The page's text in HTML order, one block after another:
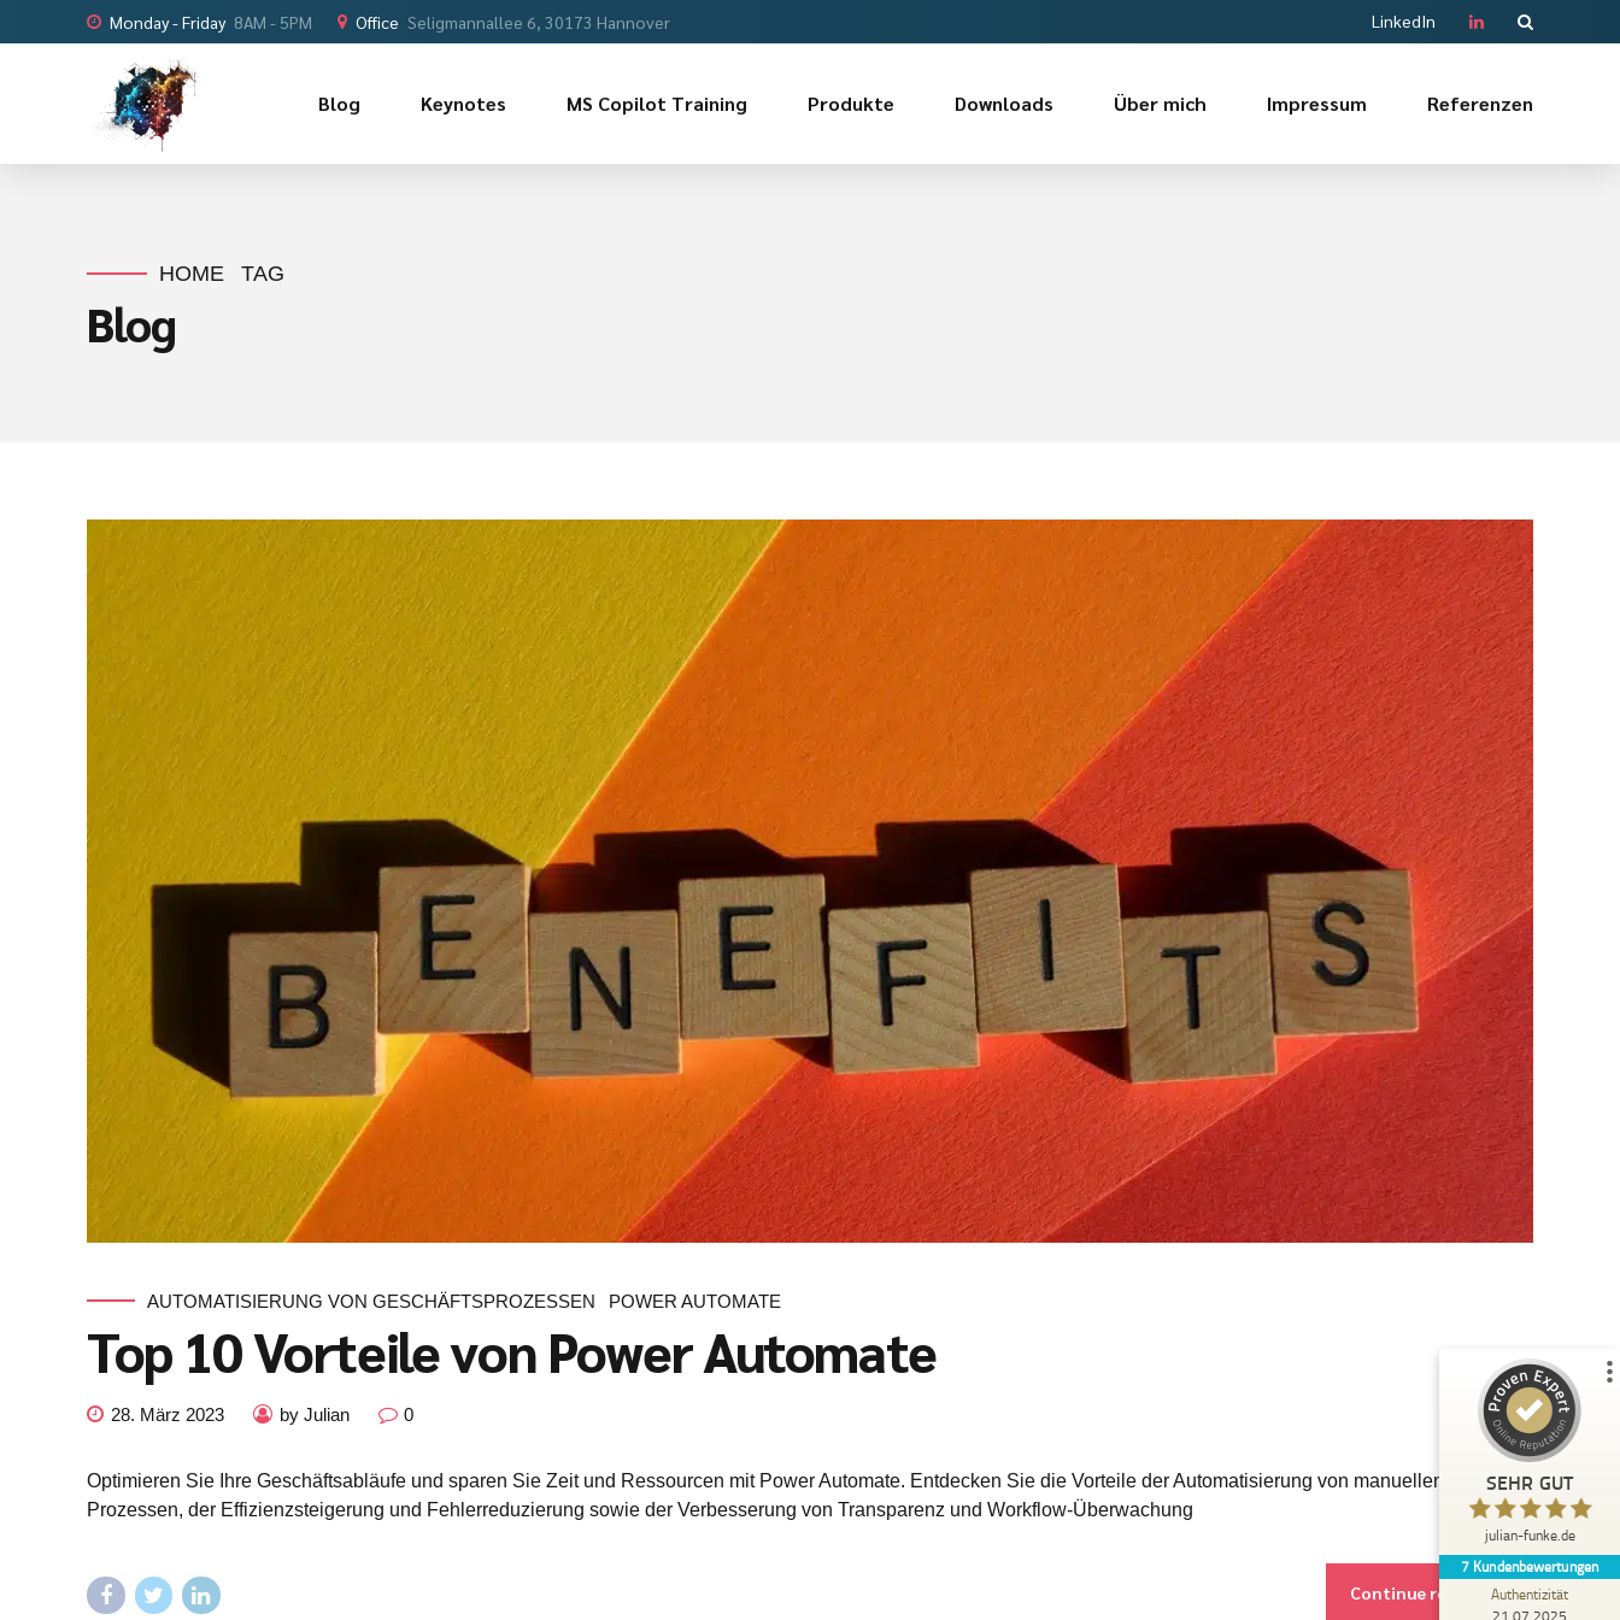
Monday - Friday 8AM - 5PM Office Seligmannallee 6, 30173 Hannover LinkedIn
Blog Keynotes MS Copilot Training Produkte Downloads Über mich Impressum Referenzen
HOME TAG
Blog
AUTOMATISIERUNG VON GESCHÄFTSPROZESSEN POWER AUTOMATE
Top 10 Vorteile von Power Automate
28. März 2023 by Julian 0
Optimieren Sie Ihre Geschäftsabläufe und sparen Sie Zeit und Ressourcen mit Power Automate. Entdecken Sie die Vorteile der Automatisierung von manuellen
Prozessen, der Effizienzsteigerung und Fehlerreduzierung sowie der Verbesserung von Transparenz und Workflow-Überwachung
Continue reading
SEHR GUT
julian-funke.de
7 Kundenbewertungen
Authentizität
21.07.2025
Kundenbewertungen und Erfahrungen zu
julian-funke.de
100
%
Empfehlungen auf
ProvenExpert.com
SEHR GUT
4,87
/
5,00
Erfahren Sie mehr über dieses Bewertungssiegel
Anonym
5,00
Julian Funke ist ein wirklicher Experte im KI
Bereich, der auch den technischen
Background mitbringt und Wis...